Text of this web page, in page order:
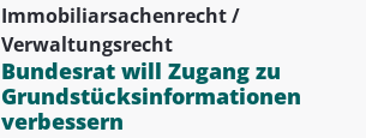
Immobiliarsachenrecht /
Verwaltungsrecht
Bundesrat will Zugang zu
Grundstücksinformationen
verbessern